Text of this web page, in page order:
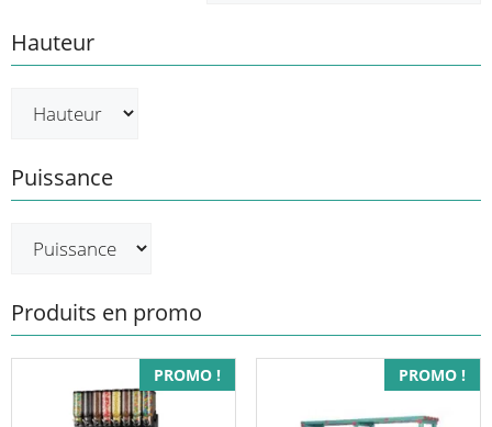
Hauteur
Puissance
Produits en promo
PROMO ! PROMO !